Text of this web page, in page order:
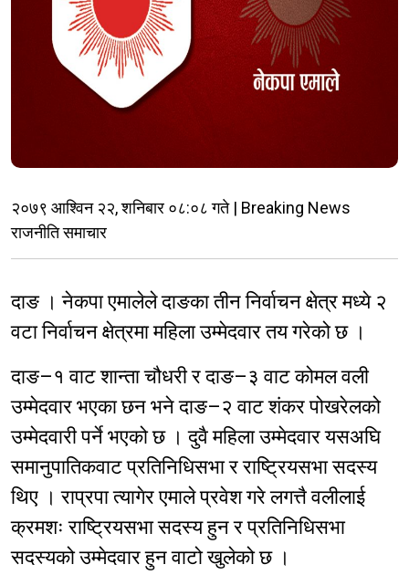
२०७९ आश्विन २२, शनिबार ०८:०८ गते | Breaking News
राजनीति समाचार
दाङ । नेकपा एमालेले दाङका तीन निर्वाचन क्षेत्र मध्ये २
वटा निर्वाचन क्षेत्रमा महिला उम्मेदवार तय गरेको छ ।
दाङ–१ वाट शान्ता चौधरी र दाङ–३ वाट कोमल वली
उम्मेदवार भएका छन भने दाङ–२ वाट शंकर पोखरेलको
उम्मेदवारी पर्ने भएको छ । दुवै महिला उम्मेदवार यसअघि
समानुपातिकवाट प्रतिनिधिसभा र राष्ट्रियसभा सदस्य
थिए । राप्रपा त्यागेर एमाले प्रवेश गरे लगत्तै वलीलाई
क्रमशः राष्ट्रियसभा सदस्य हुन र प्रतिनिधिसभा
सदस्यको उम्मेदवार हुन वाटो खुलेको छ ।